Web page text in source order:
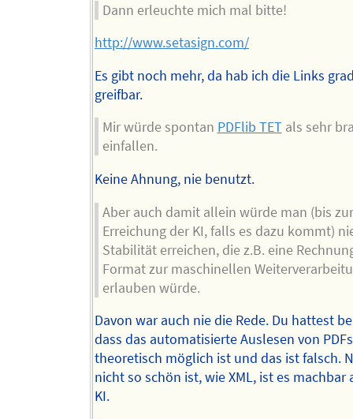
Dann erleuchte mich mal bitte!
http://www.setasign.com/
Es gibt noch mehr, da hab ich die Links
greifbar.
Mir würde spontan PDFlib TETals sehr
einfallen.
Keine Ahnung, nie benutzt.
Aber auch damit allein würde man (bis zur
Erreichung der KI, falls es dazu kommt)
Stabilität erreichen, die z.B. eine
Format zur maschinellen
erlauben würde.
Davon war auch nie die Rede. Du hattest
dass das automatisierte Auslesen von
theoretisch möglich ist und das ist falsch.
nicht so schön ist, wie XML, ist es machbar
KI.